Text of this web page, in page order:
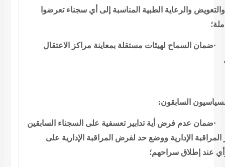
والرعاية الطبية المناسبة إلى أي سجناء تعرضوا
ضمان السماح لهيئات مستقلة بمعاينة مراكز الاعتقال
.
السابقون:
ضمان عدم فرض أية تدابير تعسفية على السجناء السابقين
الإدارية ووضع حد لفرض المراقبة الإدارية على
عند إطلاق سراحهم؛